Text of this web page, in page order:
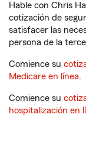
Hable con Chris
cotización de
satisfacer las
persona de la
Comience su
Medicare en línea.
Comience su
hospitalización en